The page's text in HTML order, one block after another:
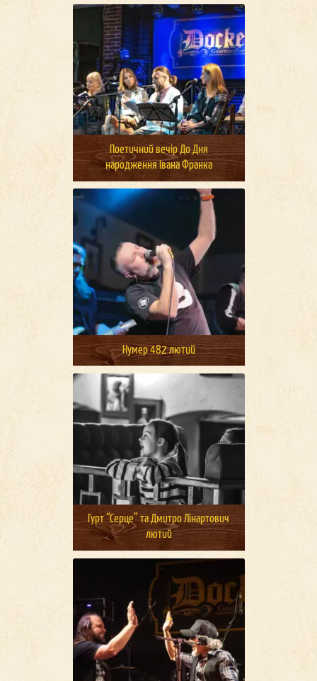
Поетичний вечір До Дня
народження Івана Франка
Нумер 482 лютий
Гурт “Серце” та Дмитро Лінартович
лютий